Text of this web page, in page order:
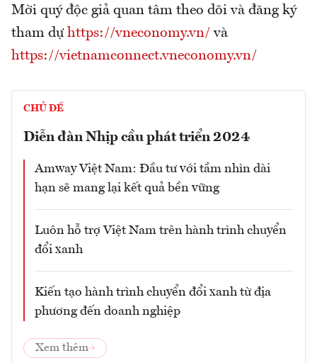
Mời quý độc giả quan tâm theo dõi và đăng ký
tham dự https://vneconomy.vn/ và
https://vietnamconnect.vneconomy.vn/
CHỦ ĐỀ
Diễn đàn Nhịp cầu phát triển 2024
Amway Việt Nam: Đầu tư với tầm nhìn dài
hạn sẽ mang lại kết quả bền vững
Luôn hỗ trợ Việt Nam trên hành trình chuyển
đổi xanh
Kiến tạo hành trình chuyển đổi xanh từ địa
phương đến doanh nghiệp
Xem thêm